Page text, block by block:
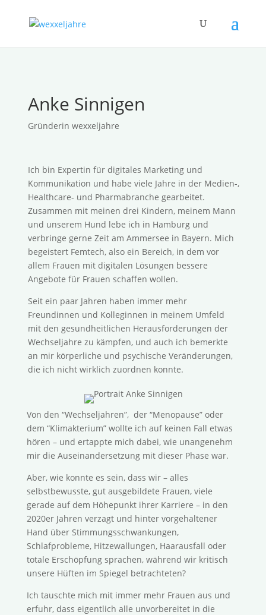
Anke Sinnigen
Gründerin wexxeljahre
Ich bin Expertin für digitales Marketing und
Kommunikation und habe viele Jahre in der Medien-,
Healthcare- und Pharmabranche gearbeitet.
Zusammen mit meinen drei Kindern, meinem Mann
und unserem Hund lebe ich in Hamburg und
verbringe gerne Zeit am Ammersee in Bayern. Mich
begeistert Femtech, also ein Bereich, in dem vor
allem Frauen mit digitalen Lösungen bessere
Angebote für Frauen schaffen wollen.
Seit ein paar Jahren haben immer mehr
Freundinnen und Kolleginnen in meinem Umfeld
mit den gesundheitlichen Herausforderungen der
Wechseljahre zu kämpfen, und auch ich bemerkte
an mir körperliche und psychische Veränderungen,
die ich nicht wirklich zuordnen konnte.
Von den “Wechseljahren”, der “Menopause” oder
dem “Klimakterium” wollte ich auf keinen Fall etwas
hören – und ertappte mich dabei, wie unangenehm
mir die Auseinandersetzung mit dieser Phase war.
Aber, wie konnte es sein, dass wir – alles
selbstbewusste, gut ausgebildete Frauen, viele
gerade auf dem Höhepunkt ihrer Karriere – in den
2020er Jahren verzagt und hinter vorgehaltener
Hand über Stimmungsschwankungen,
Schlafprobleme, Hitzewallungen, Haarausfall oder
totale Erschöpfung sprachen, während wir kritisch
unsere Hüften im Spiegel betrachteten?
Ich tauschte mich mit immer mehr Frauen aus und
erfuhr, dass eigentlich alle unvorbereitet in die